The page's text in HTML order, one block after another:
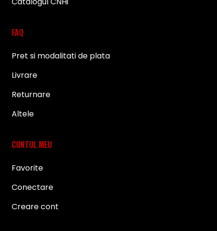
FAQ
Pret si modalitati de plata
Livrare
Returnare
Altele
CONTUL MEU
Favorite
Conectare
Creare cont